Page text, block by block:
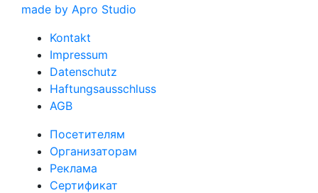
made by Apro Studio
Kontakt
Impressum
Datenschutz
Haftungsausschluss
AGB
Посетителям
Организаторам
Реклама
Сертификат